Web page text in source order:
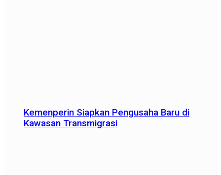
Kemenperin Siapkan Pengusaha Baru di
Kawasan Transmigrasi